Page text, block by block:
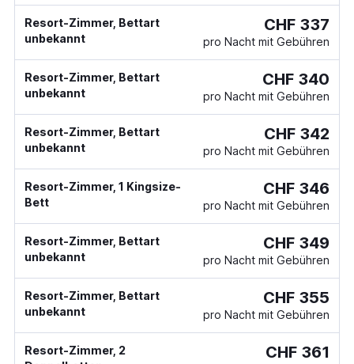
Resort-Zimmer, Bettart
unbekannt
CHF 337
pro Nacht mit Gebühren
Resort-Zimmer, Bettart
unbekannt
CHF 340
pro Nacht mit Gebühren
Resort-Zimmer, Bettart
unbekannt
CHF 342
pro Nacht mit Gebühren
Resort-Zimmer, 1 Kingsize-
Bett
CHF 346
pro Nacht mit Gebühren
Resort-Zimmer, Bettart
unbekannt
CHF 349
pro Nacht mit Gebühren
Resort-Zimmer, Bettart
unbekannt
CHF 355
pro Nacht mit Gebühren
Resort-Zimmer, 2
CHF 361